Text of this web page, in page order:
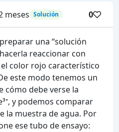
meses Solución 0
una “solución
hacerla reaccionar con
color rojo característico
este modo tenemos un
cómo debe verse la
y podemos comparar
la muestra de agua. Por
ese tubo de ensayo: